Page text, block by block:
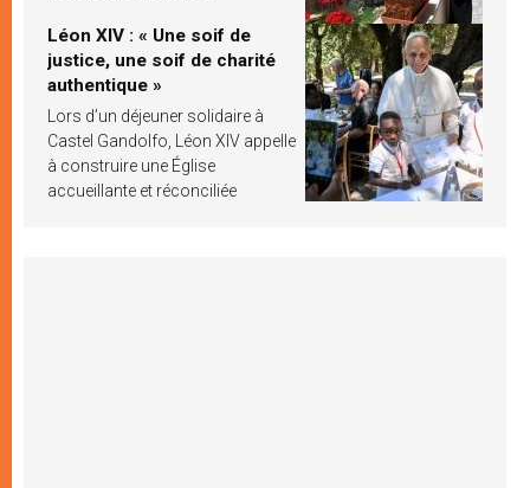
Léon XIV : « Une soif de
justice, une soif de charité
authentique »
Lors d’un déjeuner solidaire à
Castel Gandolfo, Léon XIV appelle
à construire une Église
accueillante et réconciliée